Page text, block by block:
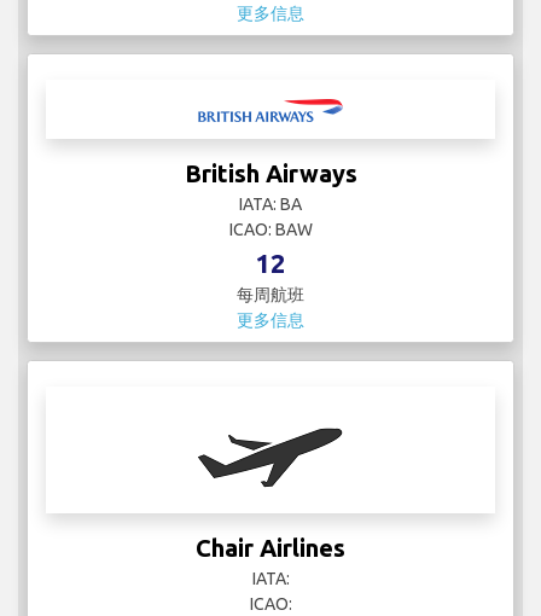
更多信息
British Airways
IATA: BA
ICAO: BAW
12
每周航班
更多信息
Chair Airlines
IATA:
ICAO: